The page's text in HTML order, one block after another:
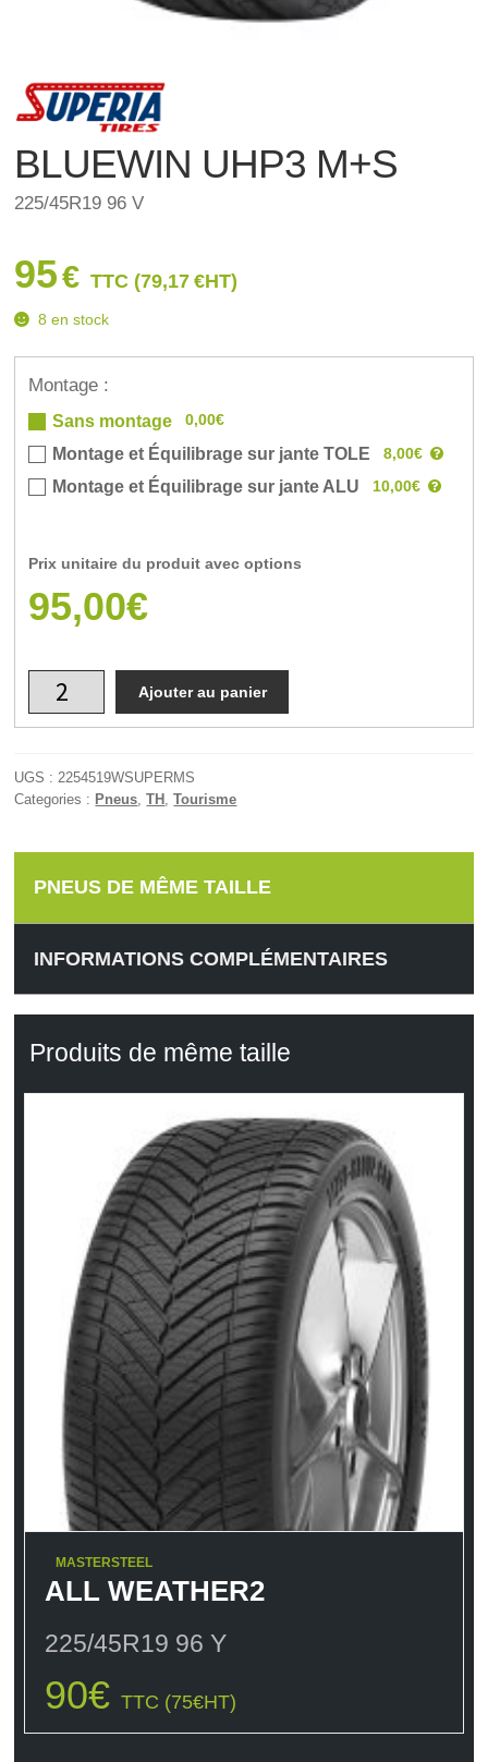
BLUEWIN UHP3 M+S
225/45R19 96 V
95€ TTC (79,17 €HT)
8 en stock
Montage :
Sans montage 0,00€
Montage et Équilibrage sur jante TOLE 8,00€
Montage et Équilibrage sur jante ALU 10,00€
Prix unitaire du produit avec options
95,00€
Ajouter au panier
UGS :2254519WSUPERMS
Categories : Pneus,TH ,Tourisme
PNEUS DE MÊME TAILLE
INFORMATIONS COMPLÉMENTAIRES
Produits de même taille
MASTERSTEEL
ALL WEATHER2
225/45R19 96 Y
90€ TTC (75€HT)